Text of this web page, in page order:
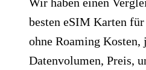
besten eSIM Karten
ohne Roaming Kosten,
Datenvolumen, Preis,